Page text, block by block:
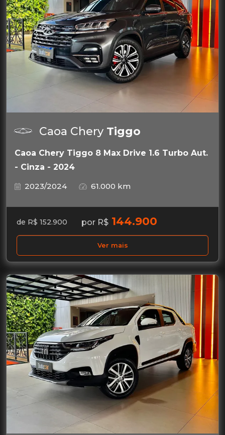
Caoa Chery Tiggo
Caoa Chery Tiggo 8 Max Drive 1.6 Turbo Aut.
- Cinza - 2024
2023/2024
61.000 km
de R$ 152.900 por R$ 144.900
Ver mais